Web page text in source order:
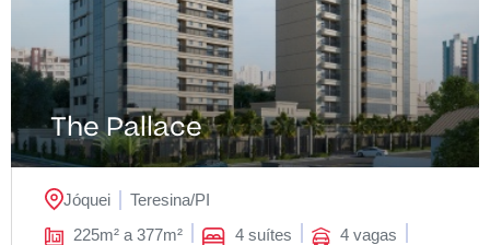
The Pallace
Jóquei Teresina/PI
225m² a 377m²
4 suítes
4 vagas